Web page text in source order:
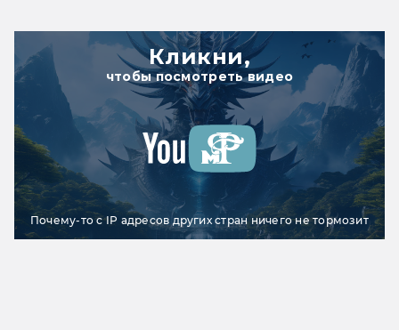
Кликни,
чтобы посмотреть видео
Почему-то с IP адресов других стран ничего не тормозит